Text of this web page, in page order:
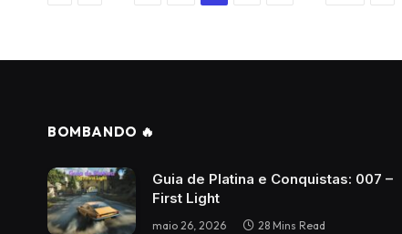
BOMBANDO 🔥
Guia de Platina e Conquistas: 007 –
First Light
maio 26, 2026 28 Mins Read